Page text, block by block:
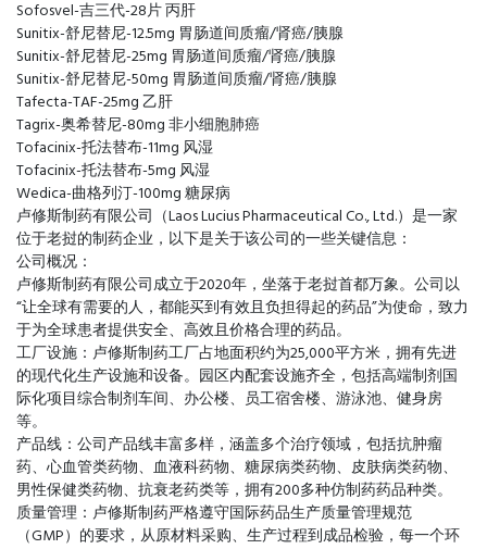
Sofosvel-吉三代-28片 丙肝
Sunitix-舒尼替尼-12.5mg 胃肠道间质瘤/肾癌/胰腺
Sunitix-舒尼替尼-25mg 胃肠道间质瘤/肾癌/胰腺
Sunitix-舒尼替尼-50mg 胃肠道间质瘤/肾癌/胰腺
Tafecta-TAF-25mg 乙肝
Tagrix-奥希替尼-80mg 非小细胞肺癌
Tofacinix-托法替布-11mg 风湿
Tofacinix-托法替布-5mg 风湿
Wedica-曲格列汀-100mg 糖尿病
卢修斯制药有限公司（Laos Lucius Pharmaceutical Co., Ltd.）是一家
位于老挝的制药企业，以下是关于该公司的一些关键信息：
公司概况：
卢修斯制药有限公司成立于2020年，坐落于老挝首都万象。公司以
“让全球有需要的人，都能买到有效且负担得起的药品”为使命，致力
于为全球患者提供安全、高效且价格合理的药品。
工厂设施：卢修斯制药工厂占地面积约为25,000平方米，拥有先进
的现代化生产设施和设备。园区内配套设施齐全，包括高端制剂国
际化项目综合制剂车间、办公楼、员工宿舍楼、游泳池、健身房
等。
产品线：公司产品线丰富多样，涵盖多个治疗领域，包括抗肿瘤
药、心血管类药物、血液科药物、糖尿病类药物、皮肤病类药物、
男性保健类药物、抗衰老药类等，拥有200多种仿制药药品种类。
质量管理：卢修斯制药严格遵守国际药品生产质量管理规范
（GMP）的要求，从原材料采购、生产过程到成品检验，每一个环